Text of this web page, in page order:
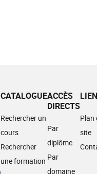
CATALOGUE
Rechercher un
cours
Rechercher
une formation
ACCÈS
DIRECTS
Par
diplôme
Par
domaine
Plan
site